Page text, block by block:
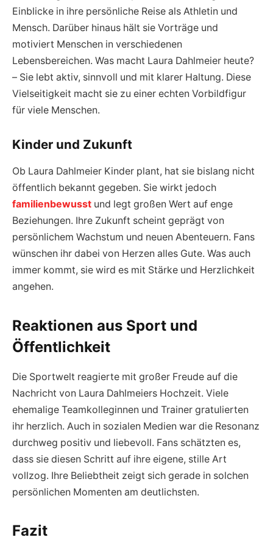
Einblicke in ihre persönliche Reise als Athletin und
Mensch. Darüber hinaus hält sie Vorträge und
motiviert Menschen in verschiedenen
Lebensbereichen. Was macht Laura Dahlmeier heute?
– Sie lebt aktiv, sinnvoll und mit klarer Haltung. Diese
Vielseitigkeit macht sie zu einer echten Vorbildfigur
für viele Menschen.
Kinder und Zukunft
Ob Laura Dahlmeier Kinder plant, hat sie bislang nicht
öffentlich bekannt gegeben. Sie wirkt jedoch
familienbewusst und legt großen Wert auf enge
Beziehungen. Ihre Zukunft scheint geprägt von
persönlichem Wachstum und neuen Abenteuern. Fans
wünschen ihr dabei von Herzen alles Gute. Was auch
immer kommt, sie wird es mit Stärke und Herzlichkeit
angehen.
Reaktionen aus Sport und
Öffentlichkeit
Die Sportwelt reagierte mit großer Freude auf die
Nachricht von Laura Dahlmeiers Hochzeit. Viele
ehemalige Teamkolleginnen und Trainer gratulierten
ihr herzlich. Auch in sozialen Medien war die Resonanz
durchweg positiv und liebevoll. Fans schätzten es,
dass sie diesen Schritt auf ihre eigene, stille Art
vollzog. Ihre Beliebtheit zeigt sich gerade in solchen
persönlichen Momenten am deutlichsten.
Fazit